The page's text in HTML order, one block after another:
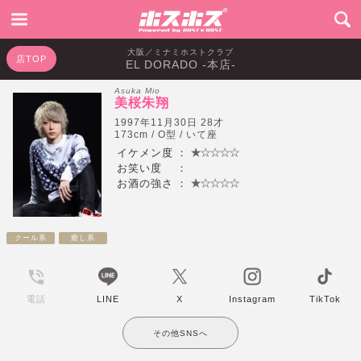
大阪／ミナミホストクラブ
EL DORADO -本店-
店TOP
Asuka Mio
美桜朱翔
1997年11月30日 28才
173cm / O型 / いて座
イケメン度
：
お笑い度
：
お酒の強さ
：
クール系 癒し系
電話 LINE X Instagram TikTok
その他SNSへ